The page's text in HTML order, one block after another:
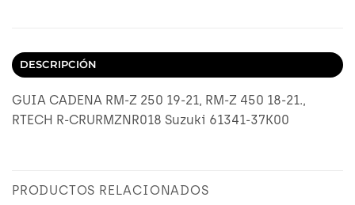
DESCRIPCIÓN
GUIA CADENA RM-Z 250 19-21, RM-Z 450 18-21.,
RTECH R-CRURMZNR018 Suzuki 61341-37K00
PRODUCTOS RELACIONADOS